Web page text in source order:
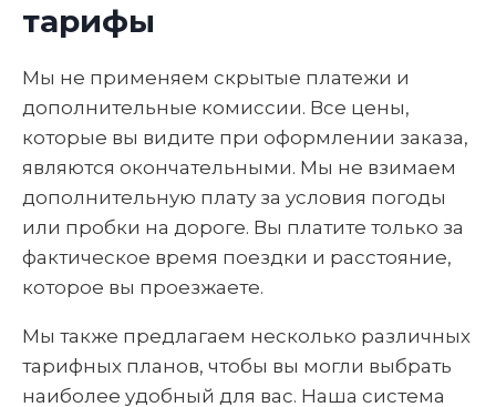
тарифы
Мы не применяем скрытые платежи и
дополнительные комиссии. Все цены,
которые вы видите при оформлении заказа,
являются окончательными. Мы не взимаем
дополнительную плату за условия погоды
или пробки на дороге. Вы платите только за
фактическое время поездки и расстояние,
которое вы проезжаете.
Мы также предлагаем несколько различных
тарифных планов, чтобы вы могли выбрать
наиболее удобный для вас. Наша система